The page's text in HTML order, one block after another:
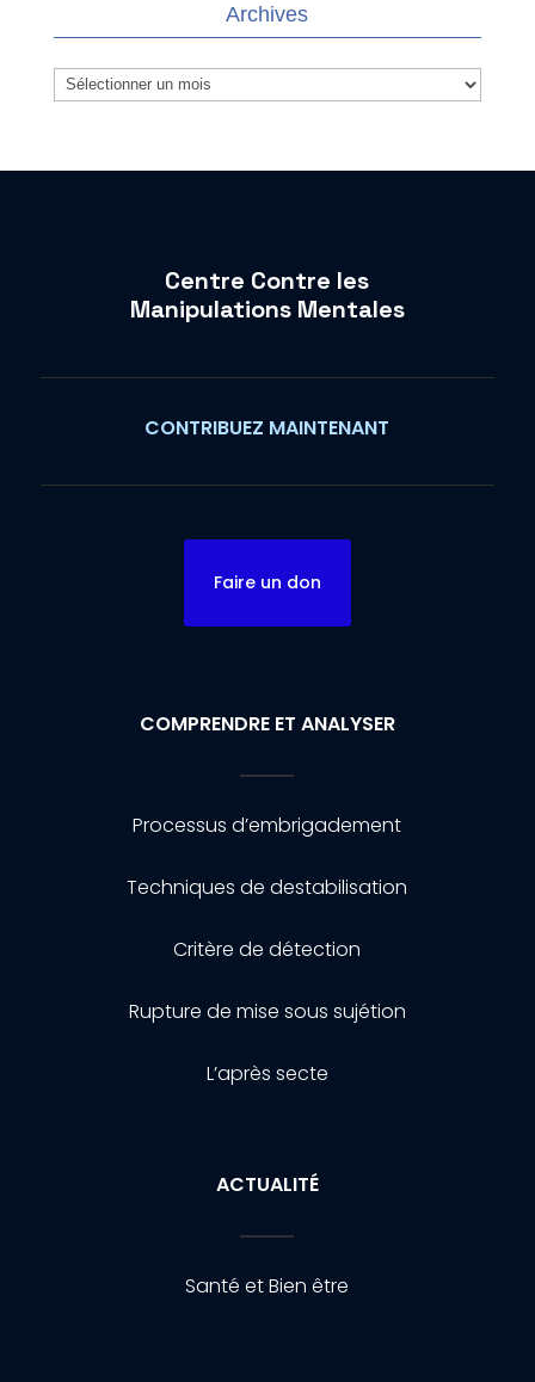
Archives
Archives
Centre Contre les
Manipulations Mentales
CONTRIBUEZ MAINTENANT
Faire un don
COMPRENDRE ET ANALYSER
Processus d’embrigadement
Techniques de destabilisation
Critère de détection
Rupture de mise sous sujétion
L’après secte
ACTUALITÉ
Santé et Bien être